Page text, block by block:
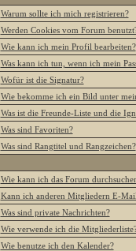
Warum sollte ich mich registrieren?
Werden Cookies vom Forum
Wie kann ich mein Profil bearbeiten?
Was kann ich tun, wenn ich mein
Wofür ist die Signatur?
Wie bekomme ich ein Bild unter
Was ist die Freunde-Liste und die
Was sind Favoriten?
Was sind Rangtitel und Rangzeichen?
Wie kann ich das Forum
Kann ich anderen Mitgliedern E-
Was sind private Nachrichten?
Wie verwende ich die
Wie benutze ich den Kalender?